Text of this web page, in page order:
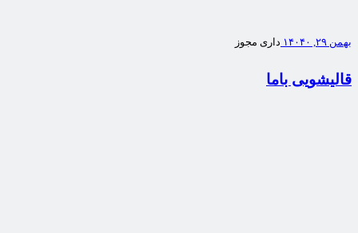
بهمن ۲۹, ۱۴۰۴ ۰ داری مجوز
قالیشویی باما